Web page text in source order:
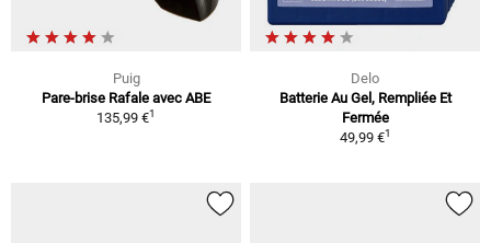
Puig
Pare-brise Rafale avec ABE
135,99 €1
Delo
Batterie Au Gel, Rempliée Et
Fermée
49,99 €1